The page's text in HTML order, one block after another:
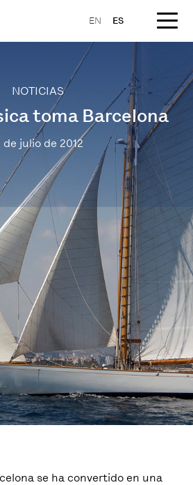
EN ES
NOTICIAS
toma Barcelona
de julio de 2012
se ha convertido en una